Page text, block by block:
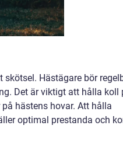
Hästägare bör
Det är viktigt att hålla koll
hästens hovar. Att hålla
optimal prestanda och